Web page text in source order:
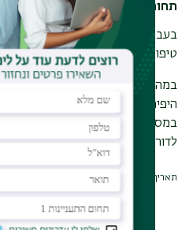
תחומי לימוד בוגרת
בעבודתי כעובדת סוציאלית אני
טיפול וליווי המשפחות, הן כעו"ס
במהלך לימודי פגשתי מרצות
היפים של המקצוע והעבודה שלנו.
במסלול עם תזה על מנת להמשיך
לדור הבא של העובדים הסוציאליים.
תאריך עדכון אחרון : 15/02/2026